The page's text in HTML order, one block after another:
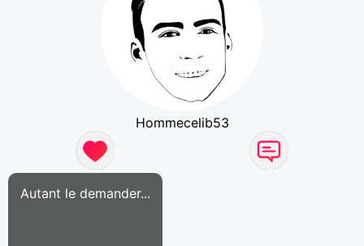
Hommecelib53
Autant le demander...